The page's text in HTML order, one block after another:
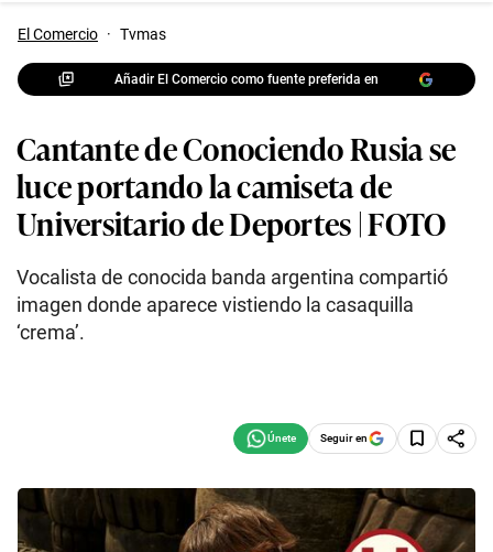
El Comercio · Tvmas
Añadir El Comercio como fuente preferida en
Cantante de Conociendo Rusia se
luce portando la camiseta de
Universitario de Deportes | FOTO
Vocalista de conocida banda argentina compartió
imagen donde aparece vistiendo la casaquilla
‘crema’.
Seguir en